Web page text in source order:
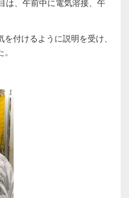
は、午前中に電気溶接、午
付けるように説明を受け、